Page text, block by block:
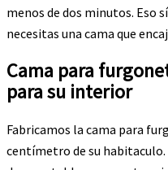
menos de dos minutos. Eso
necesitas una cama que
Cama para
para su interior
Fabricamos la cama para
centímetro de su